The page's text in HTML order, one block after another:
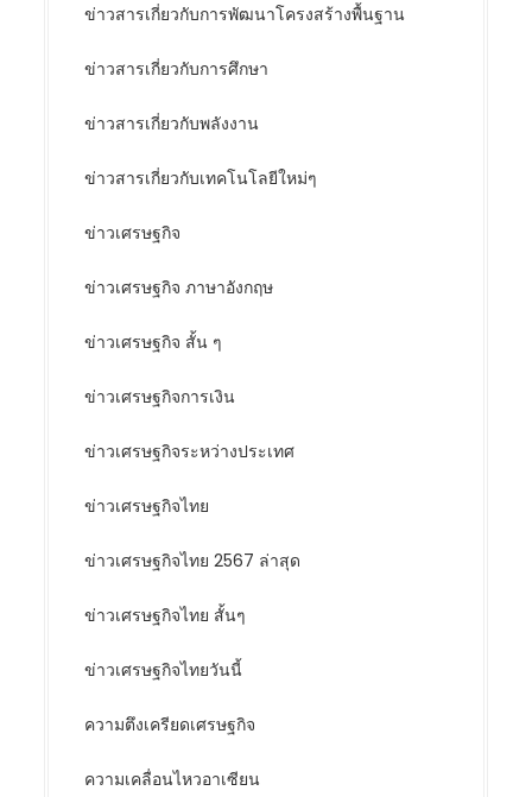
ข่าวสารเกี่ยวกับการพัฒนาโครงสร้างพื้นฐาน
ข่าวสารเกี่ยวกับการศึกษา
ข่าวสารเกี่ยวกับพลังงาน
ข่าวสารเกี่ยวกับเทคโนโลยีใหม่ๆ
ข่าวเศรษฐกิจ
ข่าวเศรษฐกิจ ภาษาอังกฤษ
ข่าวเศรษฐกิจ สั้น ๆ
ข่าวเศรษฐกิจการเงิน
ข่าวเศรษฐกิจระหว่างประเทศ
ข่าวเศรษฐกิจไทย
ข่าวเศรษฐกิจไทย 2567 ล่าสุด
ข่าวเศรษฐกิจไทย สั้นๆ
ข่าวเศรษฐกิจไทยวันนี้
ความตึงเครียดเศรษฐกิจ
ความเคลื่อนไหวอาเซียน